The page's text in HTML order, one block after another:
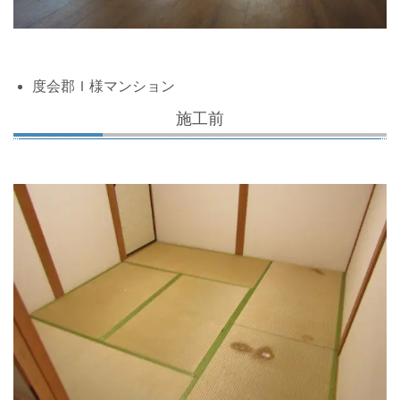
度会郡Ｉ様マンション
施工前